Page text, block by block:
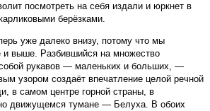
посмотреть на себя издали и юркнет в
берёзками.
уже далеко внизу, потому что мы
выше. Разбившийся на множество
рукавов — маленьких и больших, —
узором создаёт впечатление целой речной
в самом центре горной страны, в
движущемся тумане — Белуха. В обоих